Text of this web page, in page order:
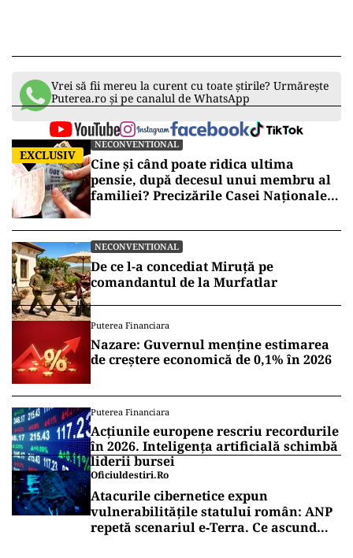
Vrei să fii mereu la curent cu toate știrile? Urmărește
Puterea.ro și pe canalul de WhatsApp
EXCLUSIV
NECONVENTIONAL
Cine și când poate ridica ultima
pensie, după decesul unui membru al
familiei? Precizările Casei Naționale
NECONVENTIONAL
De ce l-a concediat Miruță pe
comandantul de la Murfatlar
Puterea Financiara
Nazare: Guvernul menține estimarea
de creștere economică de 0,1% în 2026
Puterea Financiara
Acțiunile europene rescriu recordurile
în 2026. Inteligența artificială schimbă
liderii bursei
Oficiuldestiri.ro
Atacurile cibernetice expun
vulnerabilitățile statului român: ANP
repetă scenariul e‑Terra. Ce ascund